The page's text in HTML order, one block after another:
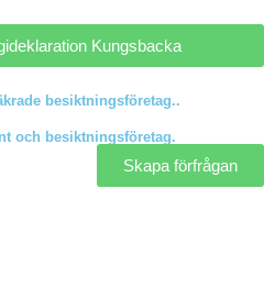
Kungsbacka
besiktningsföretag..
och besiktningsföretag.
Skapa förfrågan